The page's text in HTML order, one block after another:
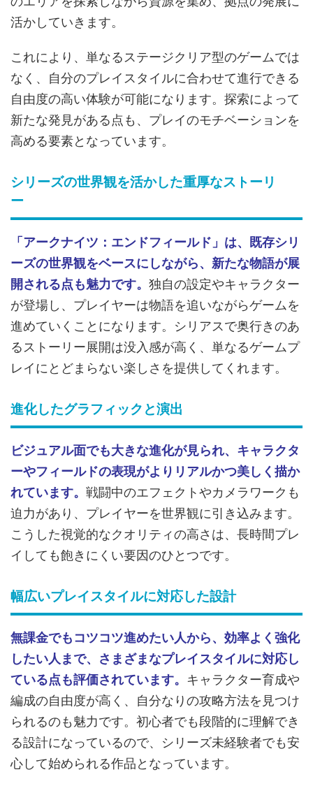
活かしていきます。
これにより、単なるステージクリア型のゲームでは
なく、自分のプレイスタイルに合わせて進行できる
自由度の高い体験が可能になります。探索によって
新たな発見がある点も、プレイのモチベーションを
高める要素となっています。
シリーズの世界観を活かした重厚なストーリ
ー
「アークナイツ：エンドフィールド」は、既存シリ
ーズの世界観をベースにしながら、新たな物語が展
開される点も魅力です。 独自の設定やキャラクター
が登場し、プレイヤーは物語を追いながらゲームを
進めていくことになります。シリアスで奥行きのあ
るストーリー展開は没入感が高く、単なるゲームプ
レイにとどまらない楽しさを提供してくれます。
進化したグラフィックと演出
ビジュアル面でも大きな進化が見られ、キャラクタ
ーやフィールドの表現がよりリアルかつ美しく描か
れています。 戦闘中のエフェクトやカメラワークも
迫力があり、プレイヤーを世界観に引き込みます。
こうした視覚的なクオリティの高さは、長時間プレ
イしても飽きにくい要因のひとつです。
幅広いプレイスタイルに対応した設計
無課金でもコツコツ進めたい人から、効率よく強化
したい人まで、さまざまなプレイスタイルに対応し
ている点も評価されています。 キャラクター育成や
編成の自由度が高く、自分なりの攻略方法を見つけ
られるのも魅力です。初心者でも段階的に理解でき
る設計になっているので、シリーズ未経験者でも安
心して始められる作品となっています。